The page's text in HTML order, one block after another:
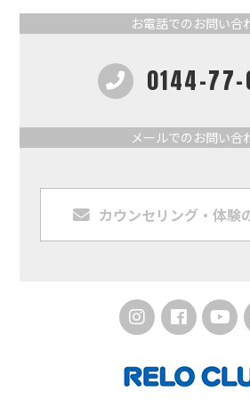
お電話でのお問い合
0144-
メールでのお問い合
カウンセリング・体験